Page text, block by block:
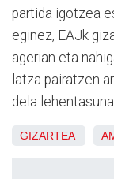
partida igotzea
eginez, EAJk
agerian eta
latza pairatzen
dela lehentasuna.
GIZARTEA